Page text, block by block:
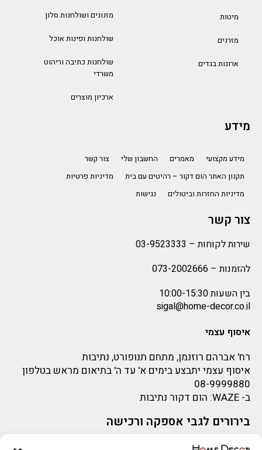
מיטות
מזרנים
ארונות בגדים
מזנונים ושולחנות סלון
שולחנות ופינות אוכל
שולחנות כתיבה וריהוט
משרדי
ארכיון מוצרים
מידע
מידע מקצועי מאמרים החשבון שלי
צור קשר
תקנון האתר הום דקור – רהיטים עם בית
מדיניות פרטיות
מדיניות החזרות וביטולים
נגישות
צור קשר
שירות לקוחות – 03-9523333
להזמנות – 073-2002666
בין השעות 10:00-15:30
sigal@home-decor.co.il
איסוף עצמי
רח' אברהם רוזנמן, מתחם תנופורט, נתיבות
איסוף עצמי יתבצע בימים א' עד ה' בתיאום מראש בטלפון
08-9999880
ב- WAZE: הום דקור נתיבות
בירורים לגבי אספקה ורכישה
בירור לגבי אספקה -ניתן לפנות למייל: sigal@home-decor.co.il